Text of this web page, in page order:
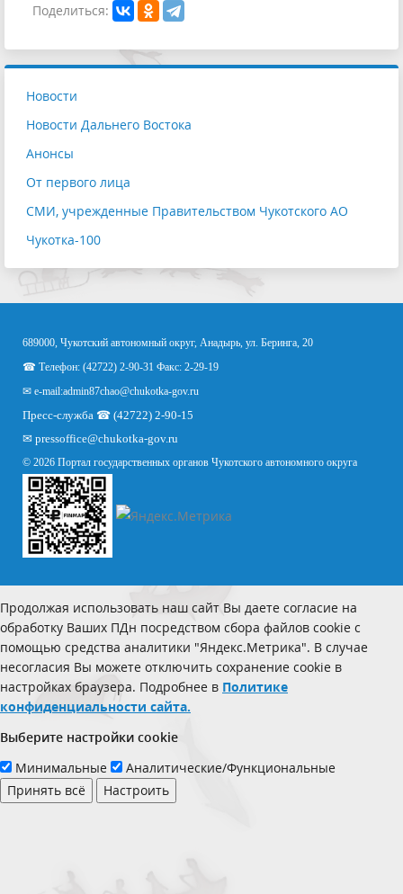
Поделиться:
Новости
Новости Дальнего Востока
Анонсы
От первого лица
СМИ, учрежденные Правительством Чукотского АО
Чукотка-100
689000, Чукотский автономный округ, Анадырь, ул. Беринга, 20
☎ Телефон: (42722) 2-90-31 Факс: 2-29-19
✉ e-mail:admin87chao@chukotka-gov.ru
Пресс-служба ☎ (42722) 2-90-15
✉ pressoffice@chukotka-gov.ru
© 2026 Портал государственных органов Чукотского автономного округа
Продолжая использовать наш сайт Вы даете согласие на
обработку Ваших ПДн посредством сбора файлов cookie с
помощью средства аналитики "Яндекс.Метрика". В случае
несогласия Вы можете отключить сохранение cookie в
настройках браузера. Подробнее в Политике
конфиденциальности сайта.
Выберите настройки cookie
Минимальные
Аналитические/Функциональные
Принять всё
Настроить